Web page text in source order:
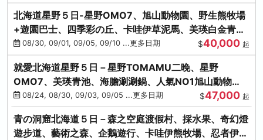
北海道星野５日-星野OMO7、旭山動物園、野生熊牧場
+遊園巴士、四季彩の丘、卡哇伊草泥馬、美瑛白金青
池、螃蟹吃到飽
08/30, 09/01, 09/05, 09/10 ...更多日期 $40,000 起
就愛北海道星野５日－星野TOMAMU二晚、星野
OMO7、美瑛青池、海膽涮涮鍋、人氣NO1旭山動物
園、海鮮和牛螃蟹吃到飽
08/24, 08/30, 09/03, 09/05 ...更多日期 $47,000 起
青の洞窟北海道５日－森之空庭渡假村、採水果、奇幻燈
遊步道、藝術之森、企鵝遊行、卡哇伊熊牧場、忍者伊達